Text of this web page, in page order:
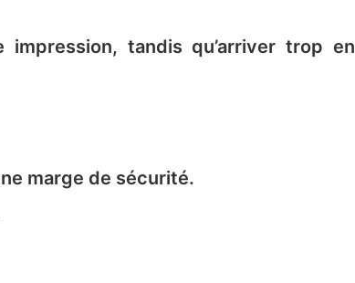
tandis qu’arriver trop en
marge de sécurité.